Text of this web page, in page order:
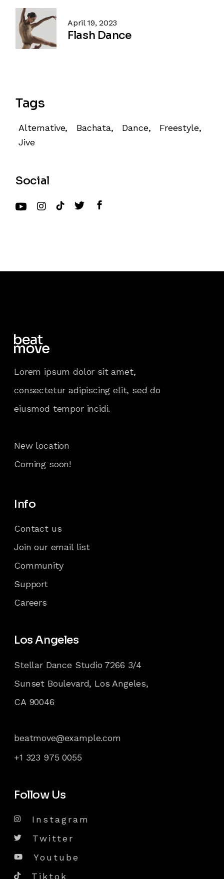
Flash Dance
April 19, 2023
Tags
Alternative Bachata Dance
Freestyle
Jive
Social
Lorem ipsum dolor sit amet,
consectetur adipiscing elit, sed do
eiusmod tempor incidi.
New location
Coming soon!
Info
Contact us
Join our email list
Community
Support
Careers
Los Angeles
Stellar Dance Studio 7266 3/4
Sunset Boulevard, Los Angeles,
CA 90046
beatmove@example.com
+1 323 975 0055
Follow Us
Instagram
Twitter
Youtube
Tiktok